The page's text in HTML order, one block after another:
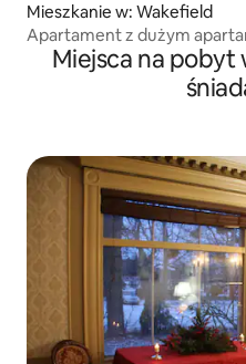
Mieszkanie w: Wakefield
Apartament z dużym
Miejsca na pobyt